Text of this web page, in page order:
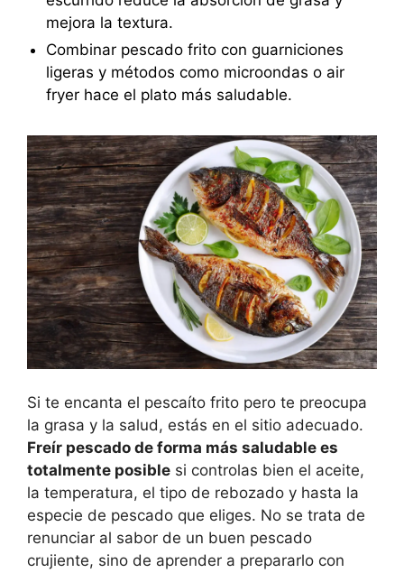
mejora la textura.
Combinar pescado frito con guarniciones
ligeras y métodos como microondas o air
fryer hace el plato más saludable.
Si te encanta el pescaíto frito pero te preocupa
la grasa y la salud, estás en el sitio adecuado.
Freír pescado de forma más saludable es
totalmente posible si controlas bien el aceite,
la temperatura, el tipo de rebozado y hasta la
especie de pescado que eliges. No se trata de
renunciar al sabor de un buen pescado
crujiente, sino de aprender a prepararlo con